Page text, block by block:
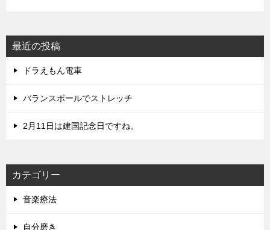
最近の投稿
ドラえもん電車
バランスボールでストレッチ
2月11日は建国記念日ですね。
カテゴリー
音楽療法
自分磨き